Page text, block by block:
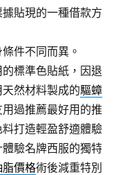
貼現的一種借款方
件不同而異。
標準色貼紙，因退
然材料製成的驅蟑
過推薦最好用的推
打造輕盈舒適體驗
體驗名牌西服的獨特
脂價格術後減重特別